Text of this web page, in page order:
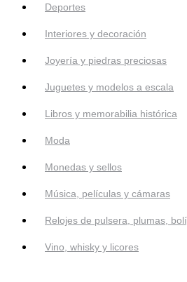
Deportes
Interiores y decoración
Joyería y piedras preciosas
Juguetes y modelos a escala
Libros y memorabilia histórica
Moda
Monedas y sellos
Música, películas y cámaras
Relojes de pulsera, plumas,
Vino, whisky y licores